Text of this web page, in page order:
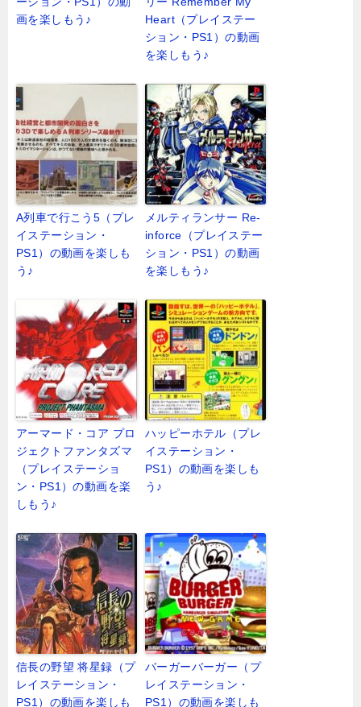
画を楽しもう♪
Heart（プレイステー
ション・PS1）の動画
を楽しもう♪
A列車で行こう5（プレ
イステーション・
PS1）の動画を楽しも
う♪
メルティランサー Re-
inforce（プレイステー
ション・PS1）の動画
を楽しもう♪
アーマード・コア プロ
ジェクトファンタズマ
（プレイステーショ
ン・PS1）の動画を楽
しもう♪
ハッピーホテル（プレ
イステーション・
PS1）の動画を楽しも
う♪
信長の野望 将星録（プ
レイステーション・
PS1）の動画を楽しも
バーガーバーガー（プ
レイステーション・
PS1）の動画を楽しも